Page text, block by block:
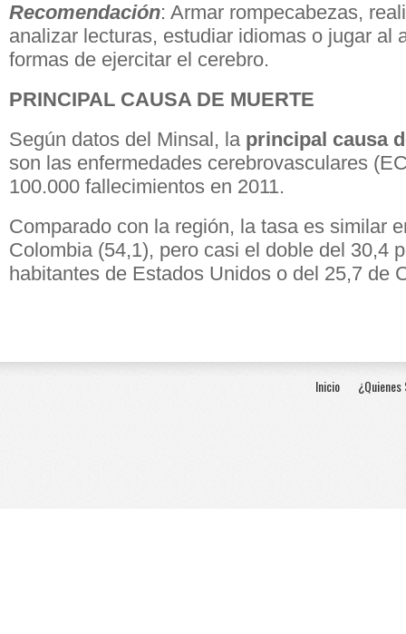
Recomendación: Armar rompecabezas,
analizar lecturas, estudiar idiomas o jugar al
formas de ejercitar el cerebro.
PRINCIPAL CAUSA DE MUERTE
Según datos del Minsal, la principal causa
son las enfermedades cerebrovasculares
100.000 fallecimientos en 2011.
Comparado con la región, la tasa es similar
Colombia (54,1), pero casi el doble del 30,4
habitantes de Estados Unidos o del 25,7 de
Inicio